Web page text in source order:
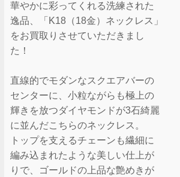
華やかに彩ってくれる洗練された
逸品、「K18（18金）ネックレス」
をお買取りさせていただきまし
た！
直線的でモダンなスクエアバーの
センターに、小粒ながらも極上の
輝きを放つダイヤモンドが3石綺麗
に並んだこちらのネックレス。
トップを支えるチェーンも繊細に
編み込まれたような美しい仕上が
りで、ゴールドの上品な艶めきが